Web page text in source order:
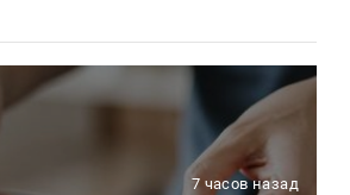
7 часов назад